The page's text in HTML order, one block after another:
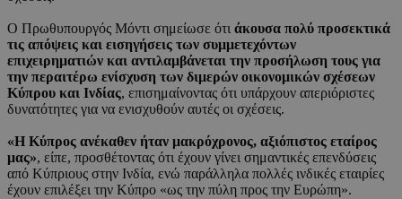
Ο Πρωθυπουργός Μόντι σημείωσε ότι άκουσα πολύ προσεκτικά
τις απόψεις και εισηγήσεις των συμμετεχόντων
επιχειρηματιών και αντιλαμβάνεται την προσήλωση τους για
την περαιτέρω ενίσχυση των διμερών οικονομικών σχέσεων
Κύπρου και Ινδίας, επισημαίνοντας ότι υπάρχουν απεριόριστες
δυνατότητες για να ενισχυθούν αυτές οι σχέσεις.
«Η Κύπρος ανέκαθεν ήταν μακρόχρονος, αξιόπιστος εταίρος
μας», είπε, προσθέτοντας ότι έχουν γίνει σημαντικές επενδύσεις
από Κύπριους στην Ινδία, ενώ παράλληλα πολλές ινδικές εταιρίες
έχουν επιλέξει την Κύπρο «ως την πύλη προς την Ευρώπη».